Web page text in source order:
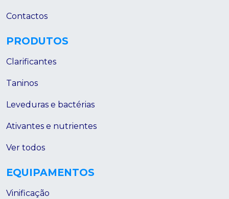
Contactos
PRODUTOS
Clarificantes
Taninos
Leveduras e bactérias
Ativantes e nutrientes
Ver todos
EQUIPAMENTOS
Vinificação